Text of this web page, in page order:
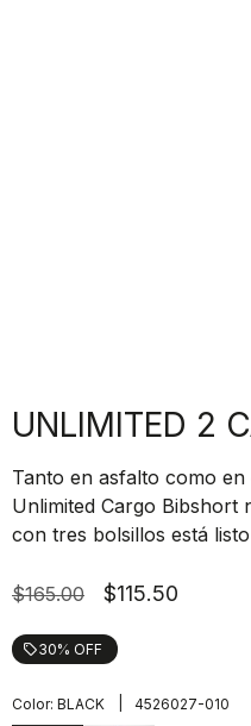
UNLIMITED 2
Tanto en asfalto como
Unlimited Cargo Bibshort
con tres bolsillos está
$165.00 $115.50
local_offer30% OFF
Color: BLACK 4526027-010